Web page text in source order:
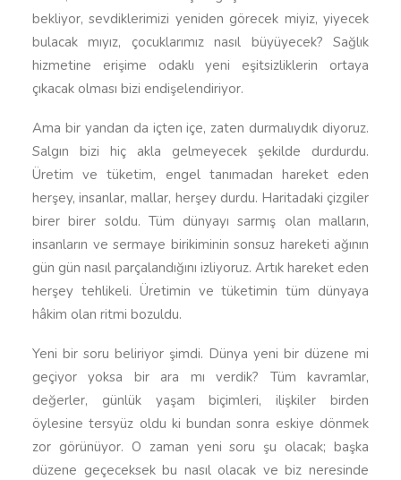
bekliyor, sevdiklerimizi yeniden görecek miyiz, yiyecek
bulacak mıyız, çocuklarımız nasıl büyüyecek? Sağlık
hizmetine erişime odaklı yeni eşitsizliklerin ortaya
çıkacak olması bizi endişelendiriyor.
Ama bir yandan da içten içe, zaten durmalıydık diyoruz.
Salgın bizi hiç akla gelmeyecek şekilde durdurdu.
Üretim ve tüketim, engel tanımadan hareket eden
herşey, insanlar, mallar, herşey durdu. Haritadaki çizgiler
birer birer soldu. Tüm dünyayı sarmış olan malların,
insanların ve sermaye birikiminin sonsuz hareketi ağının
gün gün nasıl parçalandığını izliyoruz. Artık hareket eden
herşey tehlikeli. Üretimin ve tüketimin tüm dünyaya
hâkim olan ritmi bozuldu.
Yeni bir soru beliriyor şimdi. Dünya yeni bir düzene mi
geçiyor yoksa bir ara mı verdik? Tüm kavramlar,
değerler, günlük yaşam biçimleri, ilişkiler birden
öylesine tersyüz oldu ki bundan sonra eskiye dönmek
zor görünüyor. O zaman yeni soru şu olacak; başka
düzene geçeceksek bu nasıl olacak ve biz neresinde